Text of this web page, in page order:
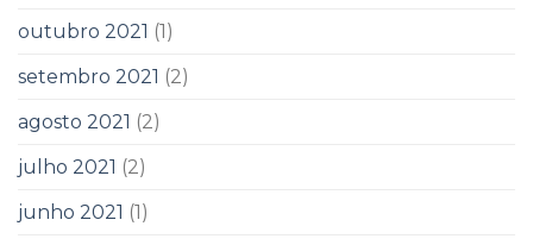
outubro 2021 (1)
setembro 2021 (2)
agosto 2021 (2)
julho 2021 (2)
junho 2021 (1)